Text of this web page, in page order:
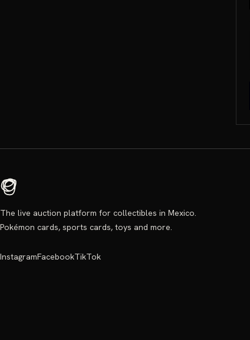
The live auction platform for collectibles in Mexico.
Pokémon cards, sports cards, toys and more.
InstagramFacebookTikTok